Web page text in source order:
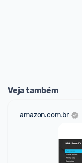
Veja também
amazon.com.br